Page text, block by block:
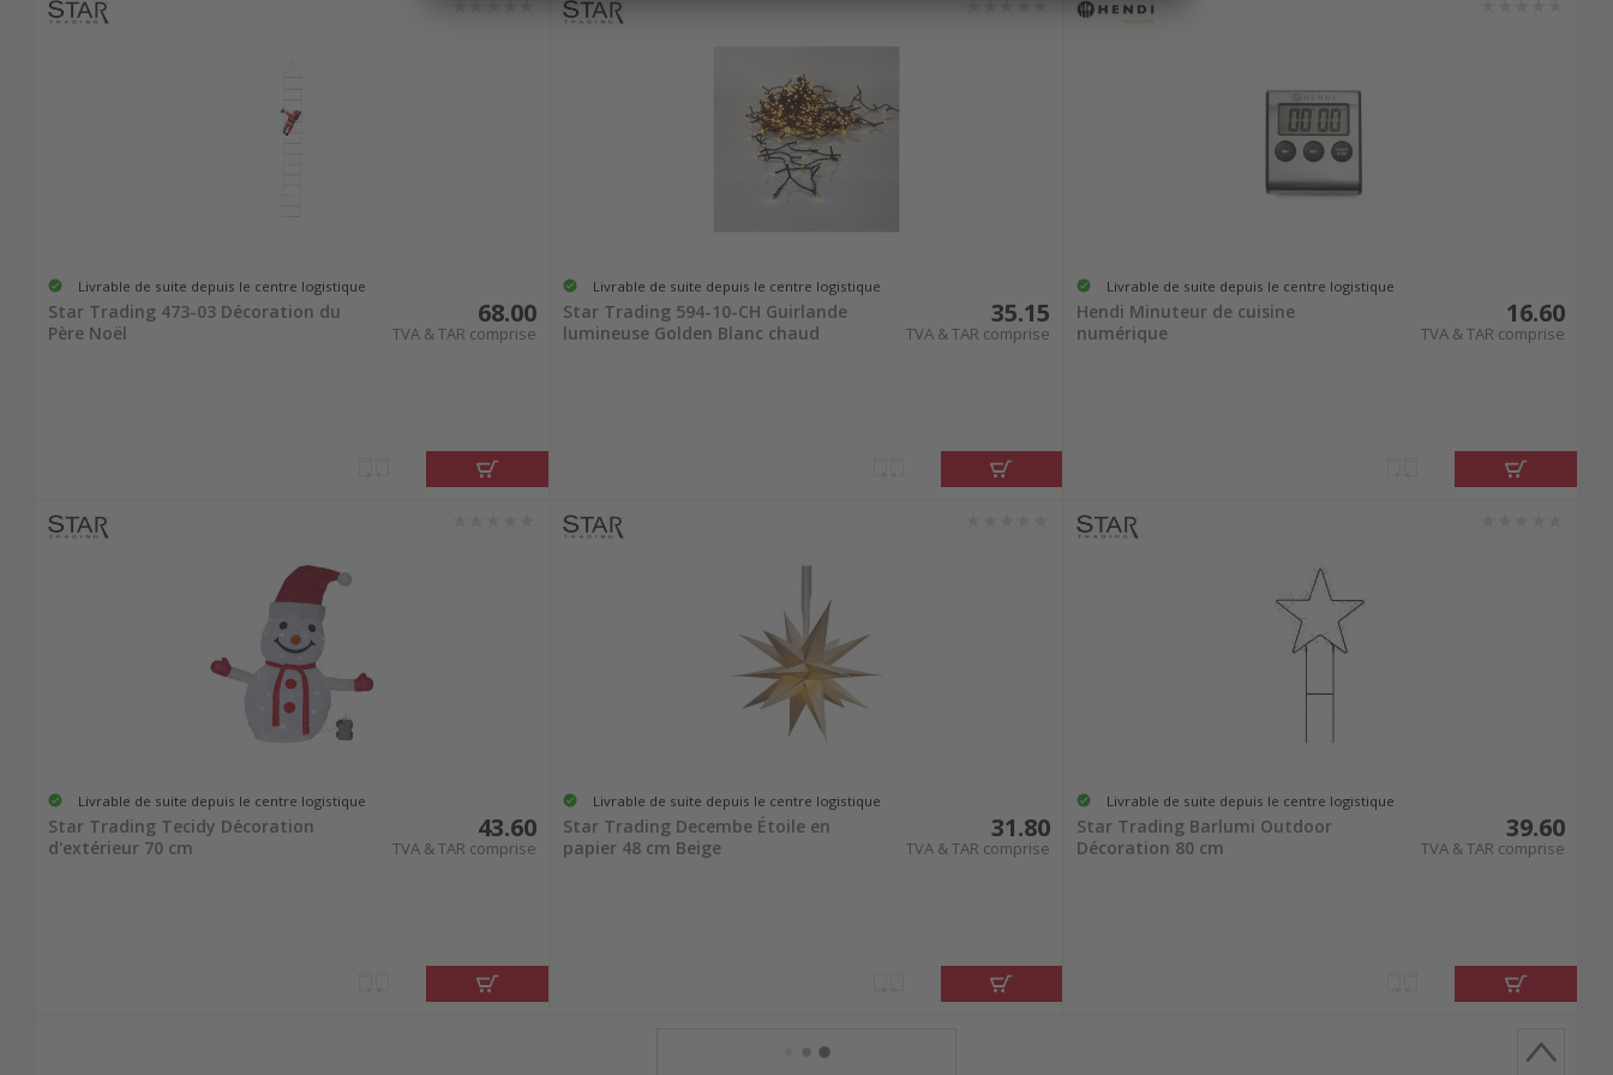
avant 21 h et recevez votre
dès le lendemain directement chez vous. Faites briller votre période de Noël avec des décorations et des
Livrable de suite depuis le centre logistique
Star Trading 473-03 Décoration du
Père Noël
68.00
TVA & TAR comprise
Livrable de suite depuis le centre logistique
Star Trading 594-10-CH Guirlande
lumineuse Golden Blanc chaud
35.15
TVA & TAR comprise
Livrable de suite depuis le centre logistique
Hendi Minuteur de cuisine
numérique
16.60
TVA & TAR comprise
Livrable de suite depuis le centre logistique
Star Trading Tecidy Décoration
d'extérieur 70 cm
43.60
TVA & TAR comprise
Livrable de suite depuis le centre logistique
Star Trading Decembe Étoile en
papier 48 cm Beige
31.80
TVA & TAR comprise
Livrable de suite depuis le centre logistique
Star Trading Barlumi Outdoor
Décoration 80 cm
39.60
TVA & TAR comprise